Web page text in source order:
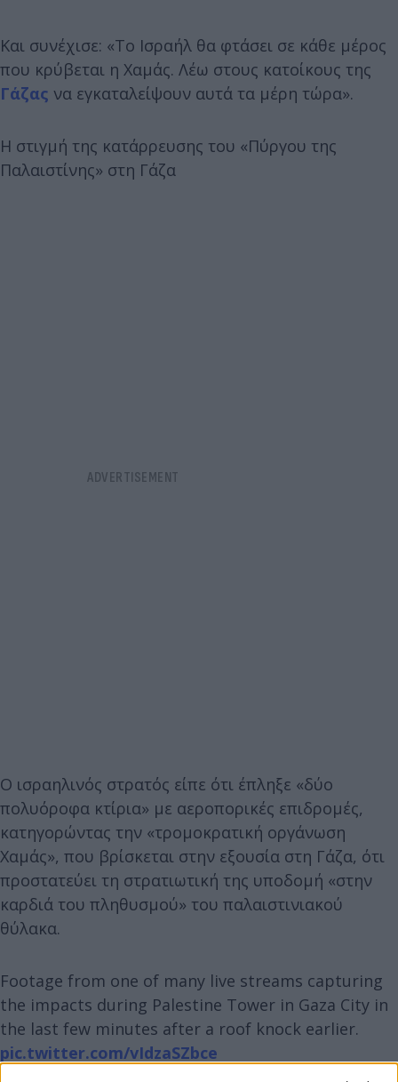
Και συνέχισε: «Το Ισραήλ θα φτάσει σε κάθε μέρος
που κρύβεται η Χαμάς. Λέω στους κατοίκους της
Γάζας να εγκαταλείψουν αυτά τα μέρη τώρα».
Η στιγμή της κατάρρευσης του «Πύργου της
Παλαιστίνης» στη Γάζα
Ο ισραηλινός στρατός είπε ότι έπληξε «δύο
πολυόροφα κτίρια» με αεροπορικές επιδρομές,
κατηγορώντας την «τρομοκρατική οργάνωση
Χαμάς», που βρίσκεται στην εξουσία στη Γάζα, ότι
προστατεύει τη στρατιωτική της υποδομή «στην
καρδιά του πληθυσμού» του παλαιστινιακού
θύλακα.
Footage from one of many live streams capturing
the impacts during Palestine Tower in Gaza City in
the last few minutes after a roof knock earlier.
pic.twitter.com/vIdzaSZbce